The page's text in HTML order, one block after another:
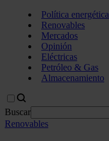
Política energética
Renovables
Mercados
Opinión
Eléctricas
Petróleo & Gas
Almacenamiento
Buscar
Renovables